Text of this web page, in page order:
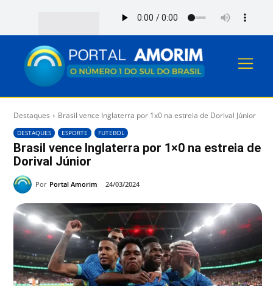
Destaques Brasil vence Inglaterra por 1x0 na estreia de Dorival Júnior
DESTAQUES ESPORTE FUTEBOL
Brasil vence Inglaterra por 1×0 na estreia de
Dorival Júnior
Por Portal Amorim 24/03/2024